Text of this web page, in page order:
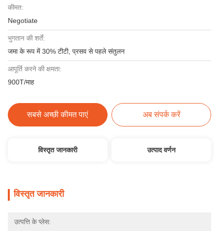
कीमत:
Negotiate
भुगतान की शर्तें:
जमा के रूप में 30% टीटी, प्रसव से पहले संतुलन
आपूर्ति करने की क्षमता:
900T/माह
सबसे अच्छी कीमत पाएं अब संपर्क करें
विस्तृत जानकारी उत्पाद वर्णन
विस्तृत जानकारी
उत्पत्ति के प्लेस: